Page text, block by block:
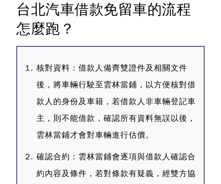
台北汽車借款免留車的流程
怎麼跑？
核對資料：借款人備齊雙證件及相關文件
後，將車輛行駛至雲林當鋪，以方便核對借
款人的身份及車籍，若借款人非車輛登記車
主，則不能借款，確認所有資料無誤以後，
雲林當鋪才會對車輛進行估價。
確認合約：雲林當鋪會逐項與借款人確認合
約內容及條件，若對條款有疑義，經雙方協